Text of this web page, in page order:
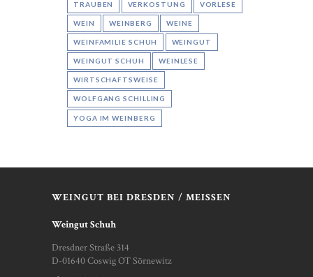
TRAUBEN VERKOSTUNG VORLESE
WEIN WEINBERG WEINE
WEINFAMILIE SCHUH WEINGUT
WEINGUT SCHUH WEINLESE
WIRTSCHAFTSWEISE
WOLFGANG SCHILLING
YOGA IM WEINBERG
WEINGUT BEI DRESDEN / MEISSEN
Weingut Schuh
Dresdner Straße 314
D-01640 Coswig OT Sörnewitz